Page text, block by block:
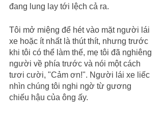
đang lung lay tới lệch cả ra.
Tôi mở miệng để hét vào mặt người lái
xe hoặc ít nhất là thút thít, nhưng trước
khi tôi có thể làm thế, mẹ tôi đã nghiêng
người về phía trước và nói một cách
tươi cười, "Cảm ơn!". Người lái xe liếc
nhìn chúng tôi nghi ngờ từ gương
chiếu hậu của ông ấy.